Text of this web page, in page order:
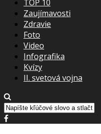
TOP 10
Zaujímavosti
Zdravie
Foto
Video
Infografika
Kvízy
II. svetová vojna